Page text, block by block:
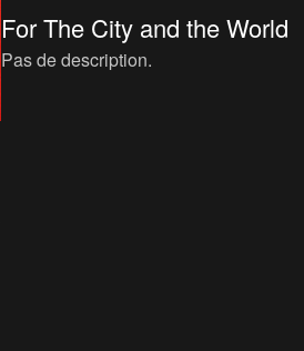
For The City and the World
Pas de description.